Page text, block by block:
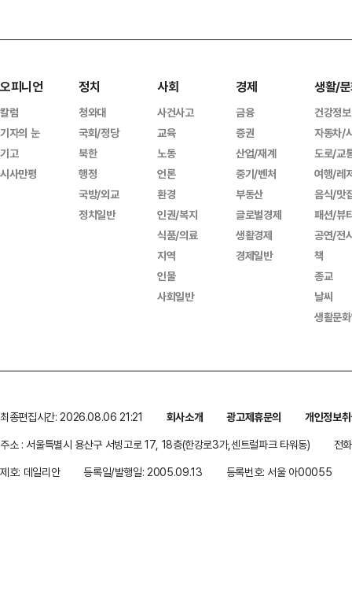
오피니언
칼럼
기자의 눈
기고
시사만평
정치
청와대
국회/정당
북한
행정
국방/외교
정치일반
사회
사건사고
교육
노동
언론
환경
인권/복지
식품/의료
지역
인물
사회일반
경제
금융
증권
산업/재계
중기/벤처
부동산
글로벌경제
생활경제
경제일반
생활/
건강정보
자동차/
도로/교
여행/레
음식/맛
패션/뷰
공연/전
책
종교
날씨
생활문
최종편집시간: 2026.08.06 21:21 회사소개 광고제휴문의
개인정보
주소 : 서울특별시 용산구 서빙고로 17, 18층(한강로3가,센트럴파크 타워동)
전
제호: 데일리안
등록일/발행일: 2005.09.13 등록번호: 서울 아00055